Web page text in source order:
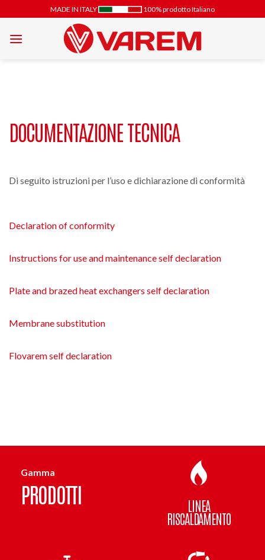
ai
contenuti
MADE IN ITALY 100% prodotto Italiano
DOCUMENTAZIONE TECNICA
Di seguito istruzioni per l’uso e dichiarazione di conformità
Declaration of conformity
Instructions for use and maintenance self declaration
Plate and brazed heat exchangers self declaration
Membrane substitution
Flovarem self declaration
Gamma
PRODOTTI LINEA
RISCALDAMENTO